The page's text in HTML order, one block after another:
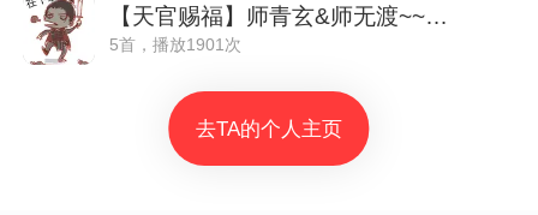
【天官赐福】师青玄&师无渡~~双水同人曲
5首，播放1901次
去TA的个人主页